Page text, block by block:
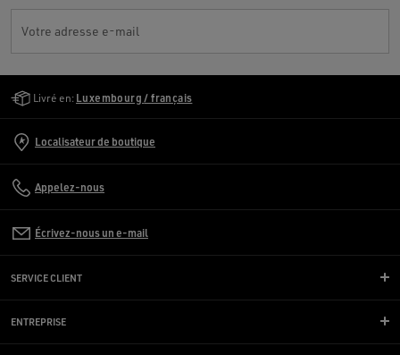
Votre adresse e-mail
Livré en: Luxembourg / français
Localisateur de boutique
Appelez-nous
Écrivez-nous un e-mail
SERVICE CLIENT
ENTREPRISE